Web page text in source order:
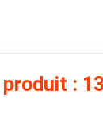
produit :